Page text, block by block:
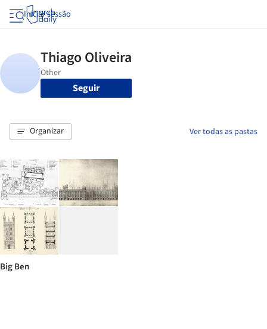
Iniciar sessão
Seguir
Organizar Ver todas as pastas
Big Ben